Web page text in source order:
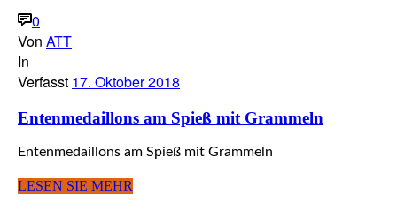
0
Von ATT
In
Verfasst 17. Oktober 2018
Entenmedaillons am Spieß mit Grammeln
Entenmedaillons am Spieß mit Grammeln
LESEN SIE MEHR